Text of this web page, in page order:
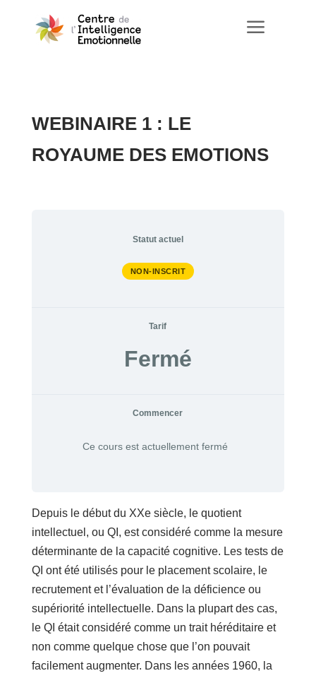
a
WEBINAIRE 1 : LE
ROYAUME DES EMOTIONS
Statut actuel
NON-INSCRIT
Tarif
Fermé
Commencer
Ce cours est actuellement fermé
Depuis le début du XXe siècle, le quotient
intellectuel, ou QI, est considéré comme la mesure
déterminante de la capacité cognitive. Les tests de
QI ont été utilisés pour le placement scolaire, le
recrutement et l’évaluation de la déficience ou
supériorité intellectuelle. Dans la plupart des cas,
le QI était considéré comme un trait héréditaire et
non comme quelque chose que l’on pouvait
facilement augmenter. Dans les années 1960, la